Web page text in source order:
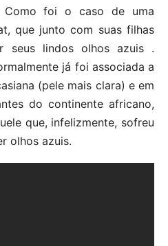
Como foi o caso de uma
que junto com suas filhas
seus lindos olhos azuis .
já foi associada a
(pele mais clara) e em
do continente africano,
que, infelizmente, sofreu
olhos azuis.